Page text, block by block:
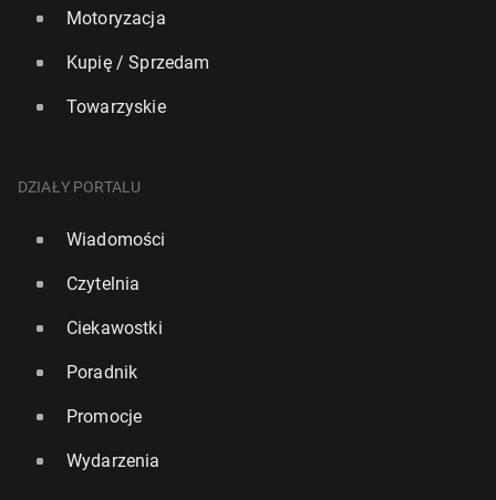
Motoryzacja
Kupię / Sprzedam
Towarzyskie
DZIAŁY PORTALU
Wiadomości
Czytelnia
Ciekawostki
Poradnik
Promocje
Wydarzenia